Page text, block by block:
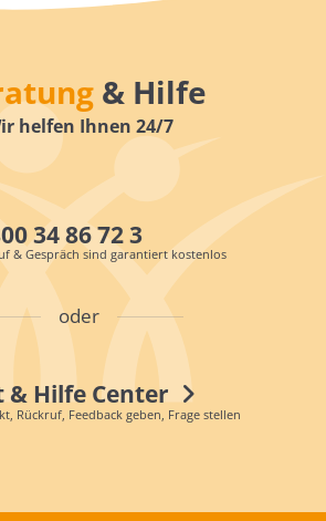
& Hilfe
helfen Ihnen 24/7
34 86 72 3
& Gespräch sind garantiert kostenlos
oder
& Hilfe Center
Rückruf, Feedback geben, Frage stellen